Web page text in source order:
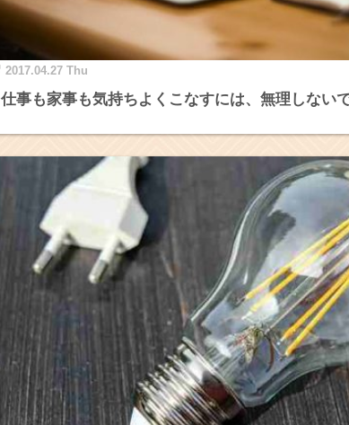
2017.04.27 Thu
仕事も家事も気持ちよくこなすには、無理しない